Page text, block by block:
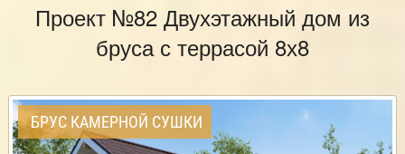
Проект №82 Двухэтажный дом из
бруса с террасой 8х8
БРУС КАМЕРНОЙ СУШКИ